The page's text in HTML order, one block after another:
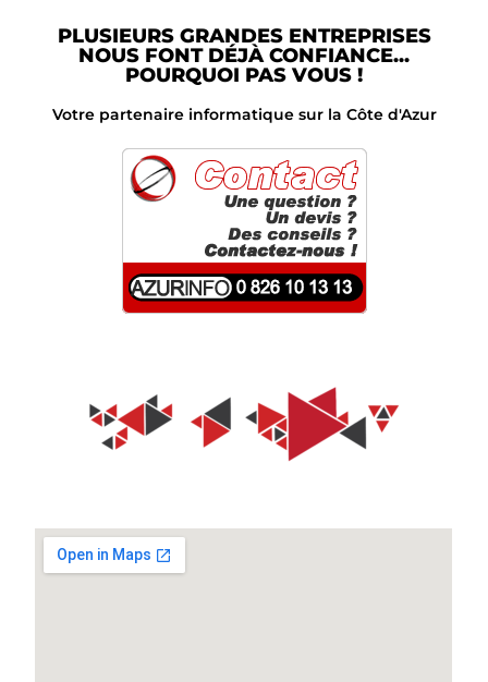
PLUSIEURS GRANDES ENTREPRISES
NOUS FONT DÉJÀ CONFIANCE...
POURQUOI PAS VOUS !
Votre partenaire informatique sur la Côte d'Azur